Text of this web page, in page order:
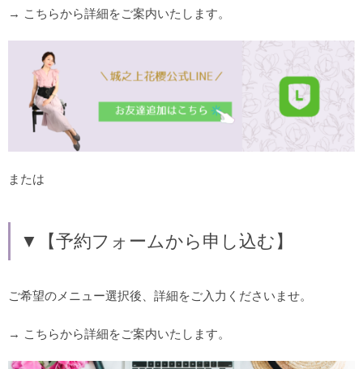
→ こちらから詳細をご案内いたします。
または
▼【予約フォームから申し込む】
ご希望のメニュー選択後、詳細をご入力くださいませ。
→ こちらから詳細をご案内いたします。